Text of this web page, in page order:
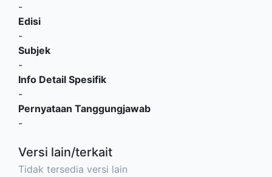
-
Edisi
-
Subjek
-
Info Detail Spesifik
-
Pernyataan Tanggungjawab
-
Versi lain/terkait
Tidak tersedia versi lain